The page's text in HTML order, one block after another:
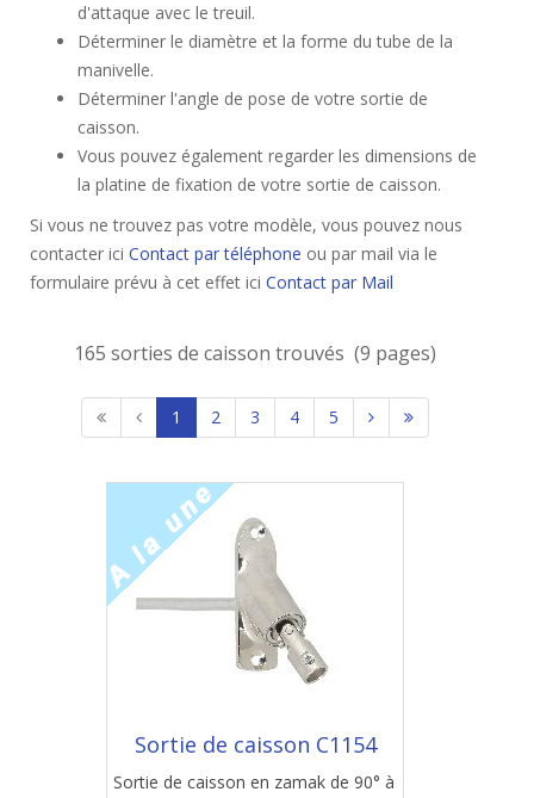
d'attaque avec le treuil.
Déterminer le diamètre et la forme du tube de la
manivelle.
Déterminer l'angle de pose de votre sortie de
caisson.
Vous pouvez également regarder les dimensions de
la platine de fixation de votre sortie de caisson.
Si vous ne trouvez pas votre modèle, vous pouvez nous
contacter ici Contact par téléphone ou par mail via le
formulaire prévu à cet effet ici Contact par Mail
165 sorties de caisson trouvés (9 pages)
1 2 3 4 5
Sortie de caisson C1154
Sortie de caisson en zamak de 90° à